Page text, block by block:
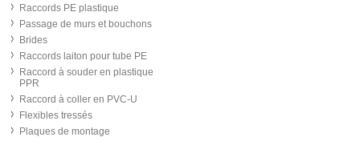
Raccords PE plastique
Passage de murs et bouchons
Brides
Raccords laiton pour tube PE
Raccord à souder en plastique
PPR
Raccord à coller en PVC-U
Flexibles tressés
Plaques de montage